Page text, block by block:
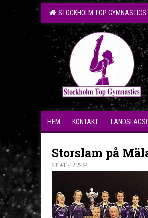
STOCKHOLM TOP GYMNASTICS
HEM KONTAKT
Storslam på
2019-11-12 22:24